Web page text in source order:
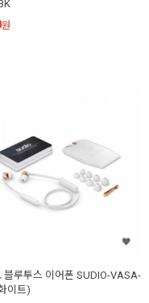
원
블루투스 이어폰 SUDIO-VASA-
이트)